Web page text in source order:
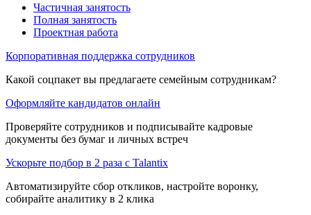
Частичная занятость
Полная занятость
Проектная работа
Корпоративная поддержка сотрудников
Какой соцпакет вы предлагаете семейным сотрудникам?
Оформляйте кандидатов онлайн
Проверяйте сотрудников и подписывайте кадровые
документы без бумаг и личных встреч
Ускорьте подбор в 2 раза с Talantix
Автоматизируйте сбор откликов, настройте воронку,
собирайте аналитику в 2 клика